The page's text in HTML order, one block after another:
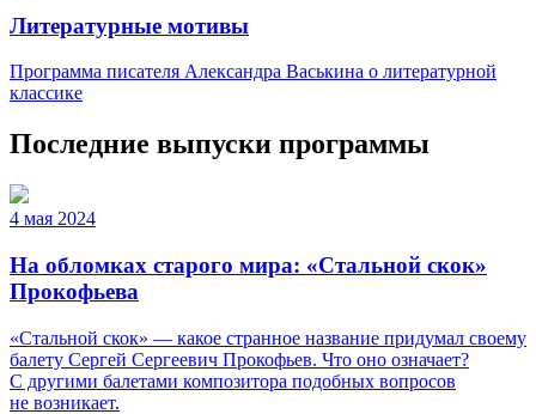
Литературные мотивы
Программа писателя Александра Васькина о литературной
классике
Последние выпуски программы
4 мая 2024
На обломках старого мира: «Стальной скок»
Прокофьева
«Стальной скок» — какое странное название придумал своему
балету Сергей Сергеевич Прокофьев. Что оно означает?
С другими балетами композитора подобных вопросов
не возникает.